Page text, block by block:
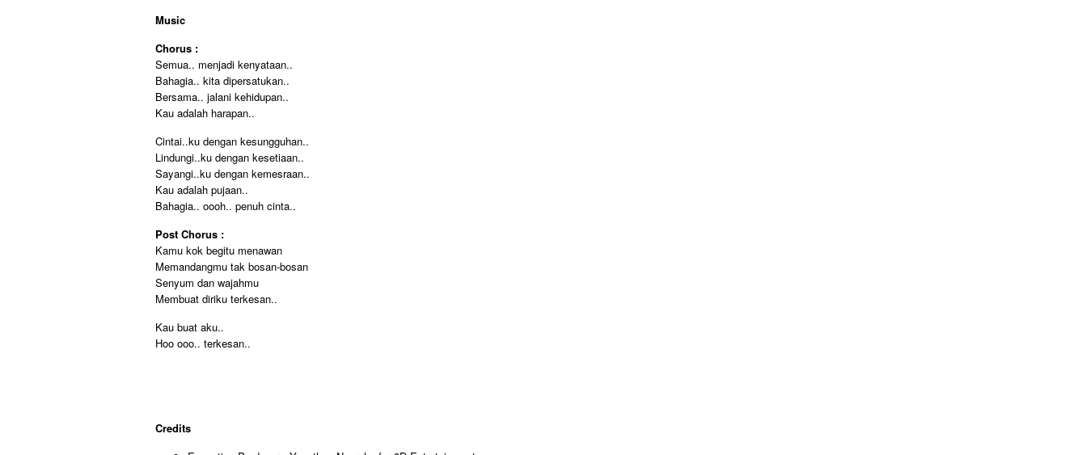
Music
Chorus :
Semua.. menjadi kenyataan..
Bahagia.. kita dipersatukan..
Bersama.. jalani kehidupan..
Kau adalah harapan..
Cintai..ku dengan kesungguhan..
Lindungi..ku dengan kesetiaan..
Sayangi..ku dengan kemesraan..
Kau adalah pujaan..
Bahagia.. oooh.. penuh cinta..
Post Chorus :
Kamu kok begitu menawan
Memandangmu tak bosan-bosan
Senyum dan wajahmu
Membuat diriku terkesan..
Kau buat aku..
Hoo ooo.. terkesan..
Credits